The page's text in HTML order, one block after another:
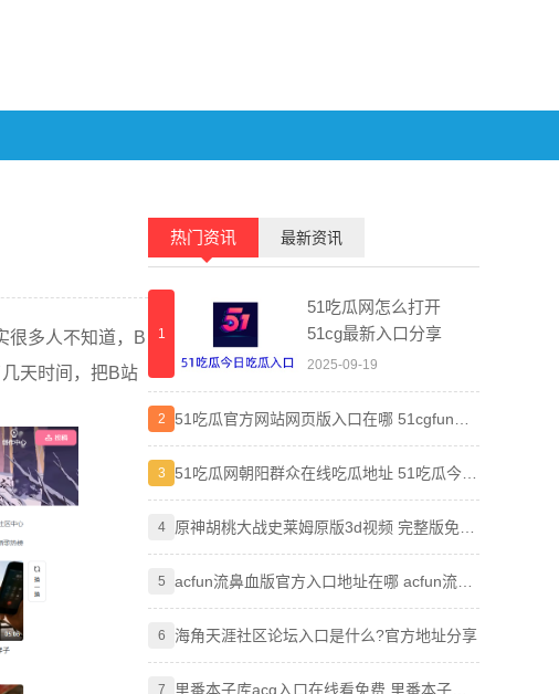
多人不知道，B
天时间，把B站
热门资讯 最新资讯
1
51吃瓜网怎么打开
51cg最新入口分享
2025-09-19
2
51吃瓜官方网站网页版入口在哪 51cgfun朝
阳热心群众入口分享
3
51吃瓜网朝阳群众在线吃瓜地址 51吃瓜今日
吃瓜必吃最新2024入口分享
4
原神胡桃大战史莱姆原版3d视频 完整版免费
观看地址分享
5
acfun流鼻血版官方入口地址在哪 acfun流鼻
血版入口地址分享
6 海角天涯社区论坛入口是什么?官方地址分享
7
里番本子库acg入口在线看免费 里番本子库